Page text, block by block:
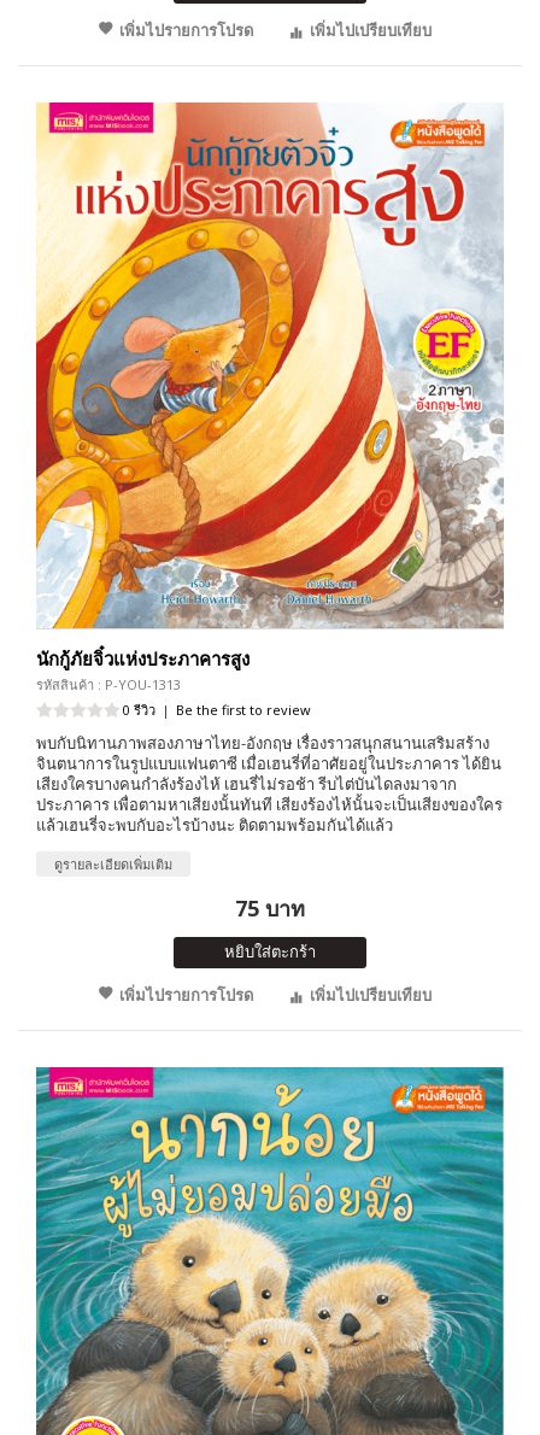
เพิ่มไปรายการโปรด
เพิ่มไปเปรียบเทียบ
นักกู้ภัยจิ๋วแห่งประภาคารสูง
รหัสสินค้า : P-YOU-1313
0 รีวิว | Be the first to review
พบกับนิทานภาพสองภาษาไทย-อังกฤษ เรื่องราวสนุกสนานเสริมสร้าง
จินตนาการในรูปแบบแฟนตาซี เมื่อเฮนรี่ที่อาศัยอยู่ในประภาคาร ได้ยิน
เสียงใครบางคนกำลังร้องไห้ เฮนรี่ไม่รอช้า รีบไต่บันไดลงมาจาก
ประภาคาร เพื่อตามหาเสียงนั้นทันที เสียงร้องไห้นั้นจะเป็นเสียงของใคร
แล้วเฮนรี่จะพบกับอะไรบ้างนะ ติดตามพร้อมกันได้แล้ว
ดูรายละเอียดเพิ่มเติม
75 บาท
หยิบใส่ตะกร้า
เพิ่มไปรายการโปรด
เพิ่มไปเปรียบเทียบ